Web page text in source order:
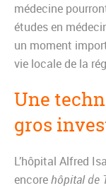
médecine
études en
un moment
vie locale de la
Une
gros
L’hôpital Alfred
encorehôpital de